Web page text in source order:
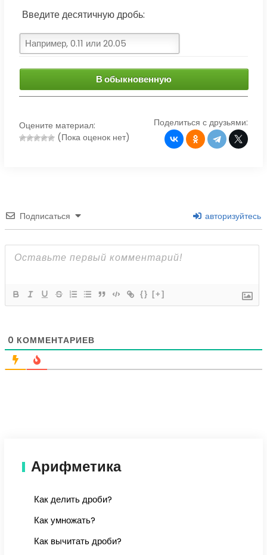
Введите десятичную дробь:
В обыкновенную
Оцените материал:
(Пока оценок нет)
Поделиться с друзьями:
Подписаться авторизуйтесь
{} [+]
0 КОММЕНТАРИЕВ
Арифметика
Как делить дроби?
Как умножать?
Как вычитать дроби?